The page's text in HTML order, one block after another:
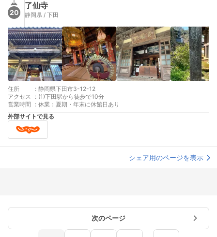
20
了仙寺
静岡県 / 下田
住所 : 静岡県下田市3-12-12
アクセス
: (1)下田駅から徒歩で10分
営業時間
: 休業：夏期・年末に休館日あり
外部サイトで見る
シェア用のページを表示
次のページ